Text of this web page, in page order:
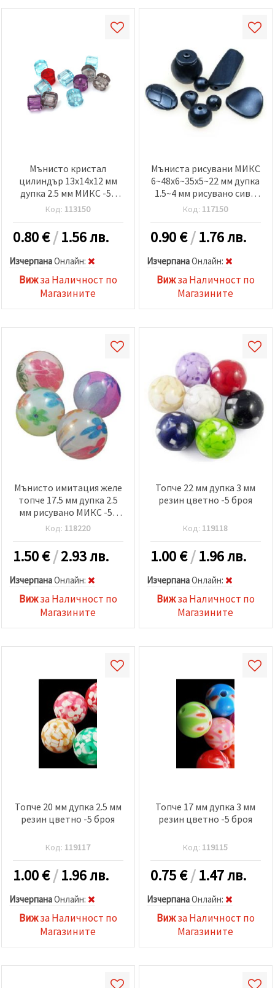
Мънисто кристал
цилиндър 13x14x12 мм
дупка 2.5 мм МИКС -50
грама ~ 27 броя
Код: 113150
0.80€/1.56 лв.
ИзчерпанаOнлайн:
Вижза Наличност по
Магазините
Мъниста рисувани МИКС
6~48x6~35x5~22 мм дупка
1.5~4 мм рисувано сиво
-50 грама
Код: 117150
0.90€/1.76 лв.
ИзчерпанаOнлайн:
Вижза Наличност по
Магазините
Мънисто имитация желе
топче 17.5 мм дупка 2.5
мм рисувано МИКС -50
грама ~ 11 броя
Код: 118220
1.50€/2.93 лв.
ИзчерпанаOнлайн:
Вижза Наличност по
Магазините
Топче 22 мм дупка 3 мм
резин цветно -5 броя
Код: 119118
1.00€/1.96 лв.
ИзчерпанаOнлайн:
Вижза Наличност по
Магазините
Топче 20 мм дупка 2.5 мм
резин цветно -5 броя
Код: 119117
1.00€/1.96 лв.
ИзчерпанаOнлайн:
Вижза Наличност по
Магазините
Топче 17 мм дупка 3 мм
резин цветно -5 броя
Код: 119115
0.75€/1.47 лв.
ИзчерпанаOнлайн:
Вижза Наличност по
Магазините